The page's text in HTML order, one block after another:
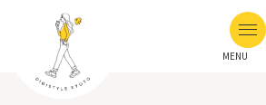
MENU